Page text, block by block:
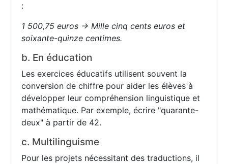
:
1 500,75 euros → Mille cinq cents euros et
soixante-quinze centimes.
b. En éducation
Les exercices éducatifs utilisent souvent la
conversion de chiffre pour aider les élèves à
développer leur compréhension linguistique et
mathématique. Par exemple, écrire "quarante-
deux" à partir de 42.
c. Multilinguisme
Pour les projets nécessitant des traductions, il